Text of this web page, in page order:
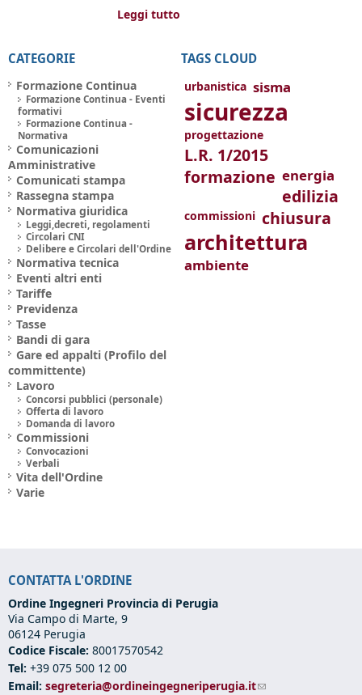
Leggi tutto
CATEGORIE
Formazione Continua
Formazione Continua - Eventi
formativi
Formazione Continua -
Normativa
Comunicazioni
Amministrative
Comunicati stampa
Rassegna stampa
Normativa giuridica
Leggi,decreti, regolamenti
Circolari CNI
Delibere e Circolari dell'Ordine
Normativa tecnica
Eventi altri enti
Tariffe
Previdenza
Tasse
Bandi di gara
Gare ed appalti (Profilo del
committente)
Lavoro
Concorsi pubblici (personale)
Offerta di lavoro
Domanda di lavoro
Commissioni
Convocazioni
Verbali
Vita dell'Ordine
Varie
TAGS CLOUD
urbanistica sisma
sicurezza
progettazione
L.R. 1/2015
formazione energia
edilizia
commissioni chiusura
architettura
ambiente
CONTATTA L'ORDINE
Ordine Ingegneri Provincia di Perugia
Via Campo di Marte, 9
06124 Perugia
Codice Fiscale: 80017570542
Tel: +39 075 500 12 00
Email: segreteria@ordineingegneriperugia.it(link sends e-mail)